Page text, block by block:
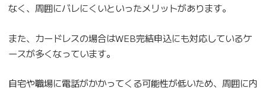
なく、周囲にバレにくいといったメリットがあります。
また、カードレスの場合はWEB完結申込にも対応しているケ
ースが多くなっています。
自宅や職場に電話がかかってくる可能性が低いため、周囲に内